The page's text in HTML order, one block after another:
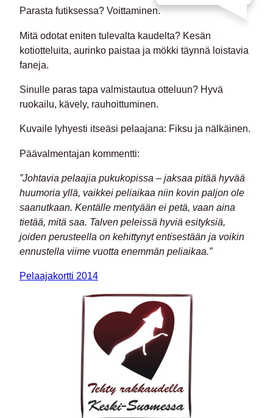
Parasta futiksessa? Voittaminen.
Mitä odotat eniten tulevalta kaudelta? Kesän
kotiotteluita, aurinko paistaa ja mökki täynnä loistavia
faneja.
Sinulle paras tapa valmistautua otteluun? Hyvä
ruokailu, kävely, rauhoittuminen.
Kuvaile lyhyesti itseäsi pelaajana: Fiksu ja nälkäinen.
Päävalmentajan kommentti:
”Johtavia pelaajia pukukopissa – jaksaa pitää hyvää
huumoria yllä, vaikkei peliaikaa niin kovin paljon ole
saanutkaan. Kentälle mentyään ei petä, vaan aina
tietää, mitä saa. Talven peleissä hyviä esityksiä,
joiden perusteella on kehittynyt entisestään ja voikin
ennustella viime vuotta enemmän peliaikaa.”
Pelaajakortti 2014